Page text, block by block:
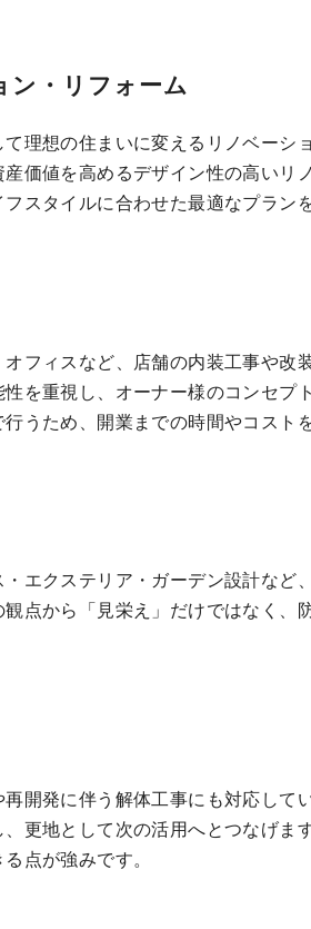
ン・リフォーム
理想の住まいに変えるリノベーシ
産価値を高めるデザイン性の高いリ
スタイルに合わせた最適なプラン
フィスなど、店舗の内装工事や改
を重視し、オーナー様のコンセプ
うため、開業までの時間やコスト
エクステリア・ガーデン設計など
点から「見栄え」だけではなく、
開発に伴う解体工事にも対応して
、更地として次の活用へとつなげま
点が強みです。